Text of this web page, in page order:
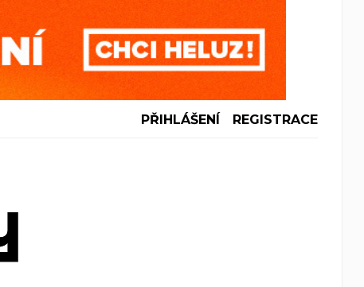
PŘIHLÁŠENÍ REGISTRACE